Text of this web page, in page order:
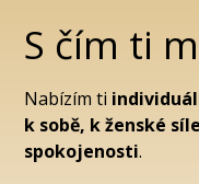
S čím ti
Nabízím ti
k sobě, k ženské
spokojenosti.